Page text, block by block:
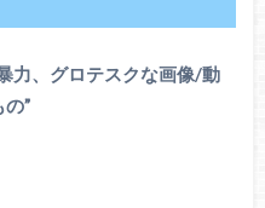
力、グロテスクな画像/動
”